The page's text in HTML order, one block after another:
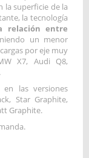
la superficie de la
la tecnología
relación entre
un menor
por eje muy
X7, Audi Q8,
en las versiones
Star Graphite,
Graphite.